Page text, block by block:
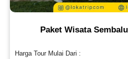
Paket Wisata
Harga Tour Mulai Dari :